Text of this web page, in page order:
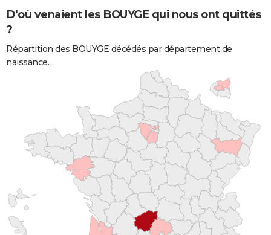
D'où venaient les BOUYGE qui nous ont quittés
?
Répartition des BOUYGE décédés par département de
naissance.